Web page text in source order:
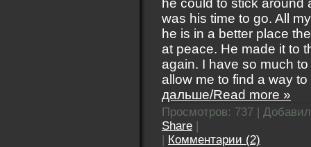
was his time to go. All
he is in a better place
at peace. He made it to
again. I have so much
allow me to find a way
дальше/Read more »
Просмотров: 737 |
Share |
| Комментарии (2)